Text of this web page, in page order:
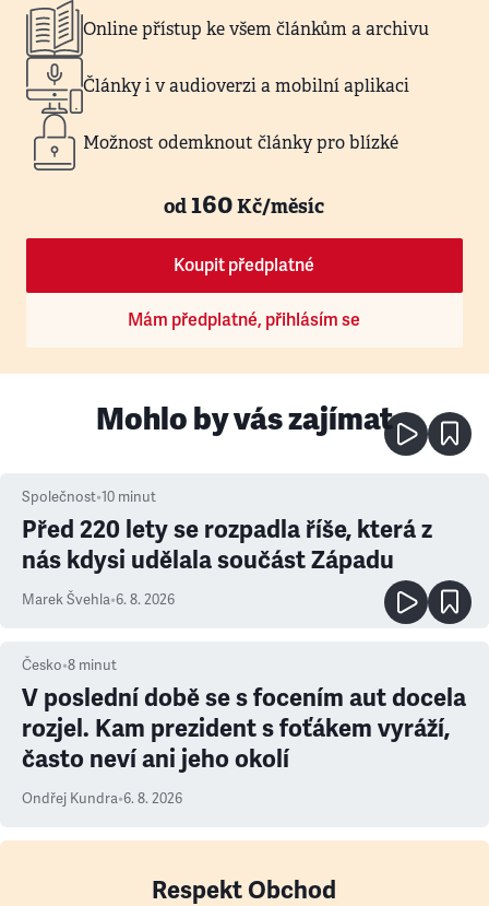
Online přístup ke všem článkům a archivu
Články i v audioverzi a mobilní aplikaci
Možnost odemknout články pro blízké
od160Kč/měsíc
Koupit předplatné
Mám předplatné, přihlásím se
Mohlo by vás zajímat
Společnost•10 minut
Před 220 lety se rozpadla říše, která z
nás kdysi udělala součást Západu
Marek Švehla•6. 8. 2026
Česko•8 minut
V poslední době se s focením aut docela
rozjel. Kam prezident s foťákem vyráží,
často neví ani jeho okolí
Ondřej Kundra•6. 8. 2026
Respekt Obchod